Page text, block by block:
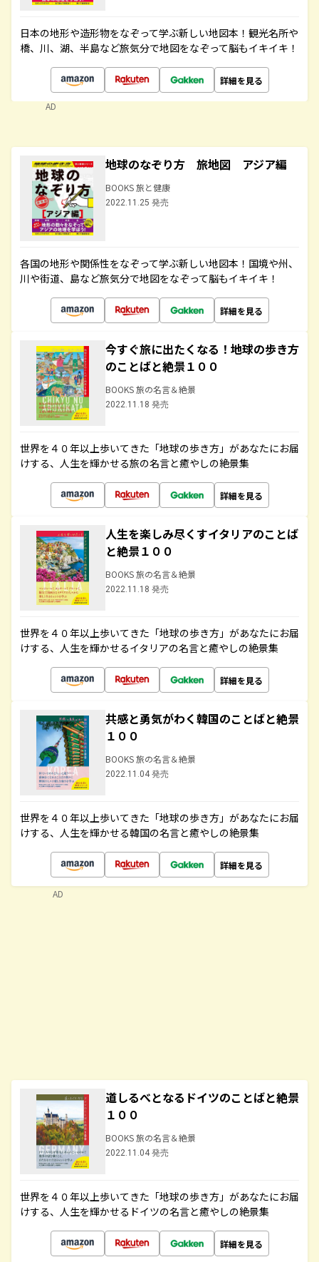
日本の地形や造形物をなぞって学ぶ新しい地図本！観光名所や
橋、川、湖、半島など旅気分で地図をなぞって脳もイキイキ！
詳細を見る
AD
地球のなぞり方 旅地図 アジア編
BOOKS 旅と健康
2022.11.25 発売
各国の地形や関係性をなぞって学ぶ新しい地図本！国境や州、
川や街道、島など旅気分で地図をなぞって脳もイキイキ！
詳細を見る
今すぐ旅に出たくなる！地球の歩き方
のことばと絶景１００
BOOKS 旅の名言＆絶景
2022.11.18 発売
世界を４０年以上歩いてきた「地球の歩き方」があなたにお届
けする、人生を輝かせる旅の名言と癒やしの絶景集
詳細を見る
人生を楽しみ尽くすイタリアのことば
と絶景１００
BOOKS 旅の名言＆絶景
2022.11.18 発売
世界を４０年以上歩いてきた「地球の歩き方」があなたにお届
けする、人生を輝かせるイタリアの名言と癒やしの絶景集
詳細を見る
共感と勇気がわく韓国のことばと絶景
１００
BOOKS 旅の名言＆絶景
2022.11.04 発売
世界を４０年以上歩いてきた「地球の歩き方」があなたにお届
けする、人生を輝かせる韓国の名言と癒やしの絶景集
詳細を見る
道しるべとなるドイツのことばと絶景
１００
BOOKS 旅の名言＆絶景
2022.11.04 発売
世界を４０年以上歩いてきた「地球の歩き方」があなたにお届
けする、人生を輝かせるドイツの名言と癒やしの絶景集
詳細を見る
AD